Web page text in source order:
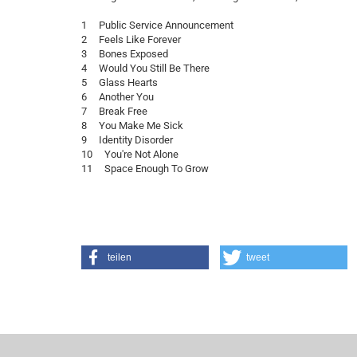
1 Public Service Announcement
2 Feels Like Forever
3 Bones Exposed
4 Would You Still Be There
5 Glass Hearts
6 Another You
7 Break Free
8 You Make Me Sick
9 Identity Disorder
10 You're Not Alone
11 Space Enough To Grow
teilen tweet